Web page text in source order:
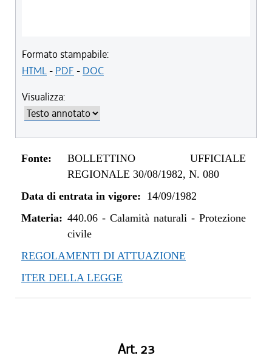
Formato stampabile:
HTML- PDF - DOC
Visualizza:
Fonte:
BOLLETTINO UFFICIALE
REGIONALE 30/08/1982, N. 080
Data di entrata in vigore: 14/09/1982
Materia: 440.06- Calamità naturali - Protezione
civile
REGOLAMENTI DI ATTUAZIONE
ITER DELLA LEGGE
Art. 23